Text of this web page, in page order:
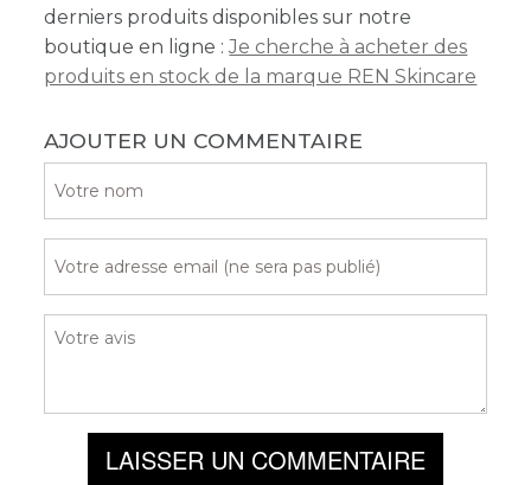
derniers produits disponibles sur notre
boutique en ligne :Je cherche à acheter des
produits en stock de la marque REN Skincare
AJOUTER UN COMMENTAIRE
LAISSER UN COMMENTAIRE